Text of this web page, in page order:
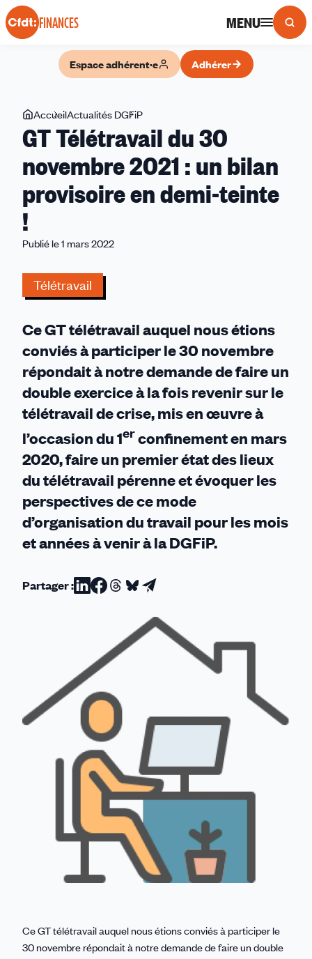
Panneau de gestion des cookies
FINANCES MENU
Espace adhérent·e Adhérer
Vous
êtes
ici
AccueilActualités DGFiP
Télétravail
du
30
novembre
2021
GT Télétravail du 30
novembre 2021 : un bilan
provisoire en demi-teinte
!
Publié le 1 mars 2022
Télétravail
Ce GT télétravail auquel nous étions
conviés à participer le 30 novembre
répondait à notre demande de faire un
double exercice à la fois revenir sur le
télétravail de crise, mis en œuvre à
l’occasion du 1erconfinement en mars
2020, faire un premier état des lieux
du télétravail pérenne et évoquer les
perspectives de ce mode
d’organisation du travail pour les mois
et années à venir à la DGFiP.
Partager :Partager
Linkedin
Partager
Facebook
Partager
Threads
Partager
Bluesky
Partager
par
email
Ce GT télétravail auquel nous étions conviés à participer le
30 novembre répondait à notre demande de faire un double